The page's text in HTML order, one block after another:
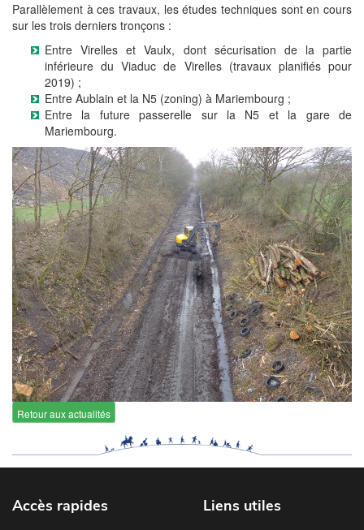
Parallèlement à ces travaux, les études techniques sont en cours
sur les trois derniers tronçons :
Entre Virelles et Vaulx, dont sécurisation de la partie
inférieure du Viaduc de Virelles (travaux planifiés pour
2019) ;
Entre Aublain et la N5 (zoning) à Mariembourg ;
Entre la future passerelle sur la N5 et la gare de
Mariembourg.
Retour aux actualités
Accès rapides Liens utiles